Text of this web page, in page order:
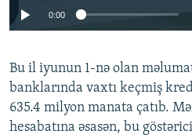
0:00
Bu il iyunun 1-nə olan
banklarında vaxtı keçmiş
635.4 milyon manata çatıb.
hesabatına əsasən, bu göstərici